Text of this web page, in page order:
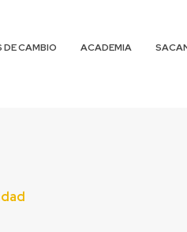
DE CAMBIO ACADEMIA